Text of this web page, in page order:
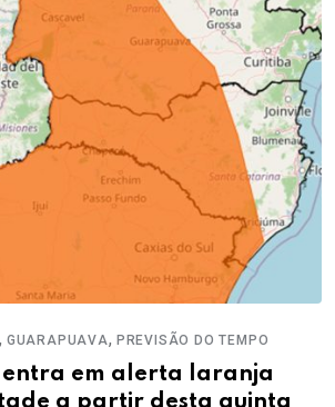
, GUARAPUAVA, PREVISÃO DO TEMPO
em alerta laranja